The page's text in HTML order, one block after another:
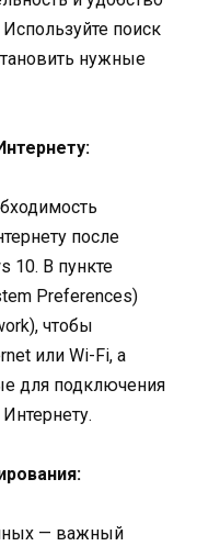
поиск
нужные
после
10. В пункте
Preferences)
чтобы
или Wi-Fi, а
для подключения
— важный